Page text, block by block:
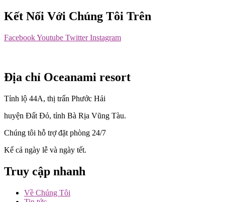
Kết Nối Với Chúng Tôi Trên
FacebookYoutube Twitter Instagram
Địa chỉ Oceanami resort
Tỉnh lộ 44A, thị trấn Phước Hải
huyện Đất Đỏ, tỉnh Bà Rịa Vũng Tàu.
Chúng tôi hỗ trợ đặt phòng 24/7
Kể cả ngày lễ và ngày tết.
Truy cập nhanh
Về Chúng Tôi